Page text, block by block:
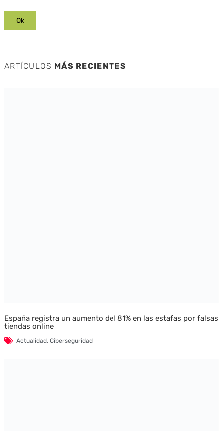
ARTÍCULOS MÁS RECIENTES
España registra un aumento del 81% en las estafas por falsas
tiendas online
Actualidad, Ciberseguridad